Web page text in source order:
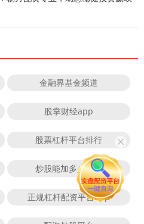
金融界基金频道
股掌财经app
股票杠杆平台排行
炒股能加多少杠杆
正规杠杆配资平台app